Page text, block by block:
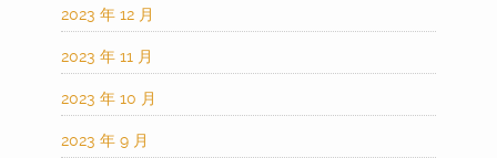
2023 年 12 月
2023 年 11 月
2023 年 10 月
2023 年 9 月